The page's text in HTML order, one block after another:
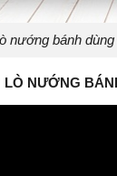
nướng bánh
LÒ NƯỚNG